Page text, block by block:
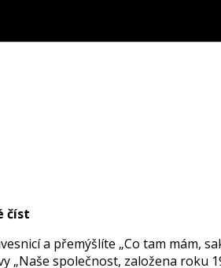
číst
a přemýšlíte „Co tam mám,
„Naše společnost, založena